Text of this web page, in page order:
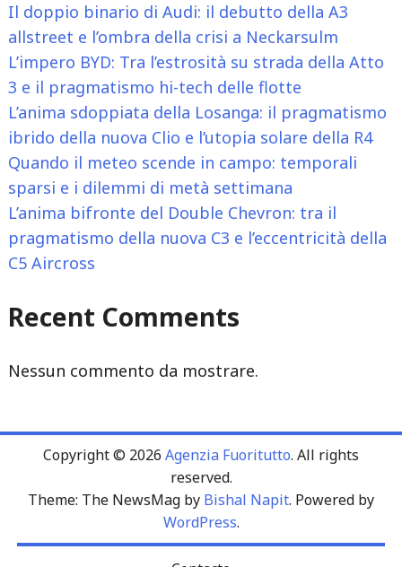
il
“mini
Duster”
Bridger"
Il doppio binario di Audi: il debutto della A3
allstreet e l’ombra della crisi a Neckarsulm
L’impero BYD: Tra l’estrosità su strada della Atto
3 e il pragmatismo hi-tech delle flotte
L’anima sdoppiata della Losanga: il pragmatismo
ibrido della nuova Clio e l’utopia solare della R4
Quando il meteo scende in campo: temporali
sparsi e i dilemmi di metà settimana
L’anima bifronte del Double Chevron: tra il
pragmatismo della nuova C3 e l’eccentricità della
C5 Aircross
Recent Comments
Nessun commento da mostrare.
Copyright © 2026 Agenzia Fuoritutto. All rights
reserved.
Theme: The NewsMag by Bishal Napit. Powered by
WordPress.